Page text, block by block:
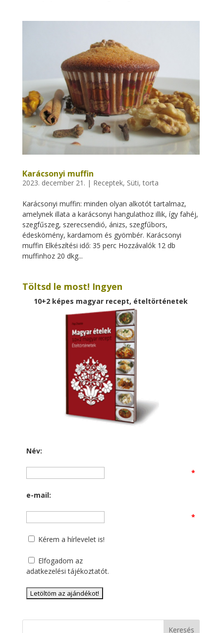
Karácsonyi muffin
2023. december 21. | Receptek, Süti, torta
Karácsonyi muffin: minden olyan alkotót tartalmaz,
amelynek illata a karácsonyi hangulathoz illik, így fahéj,
szegfűszeg, szerecsendió, ánizs, szegfűbors,
édeskömény, kardamom és gyömbér. Karácsonyi
muffin Elkészítési idő: 35 perc Hozzávalók 12 db
muffinhoz 20 dkg...
Töltsd le most! Ingyen
10+2 képes magyar recept, ételtörténetek
Név:
*
e-mail:
*
Kérem a hírlevelet is!
Elfogadom az
adatkezelési tájékoztatót.